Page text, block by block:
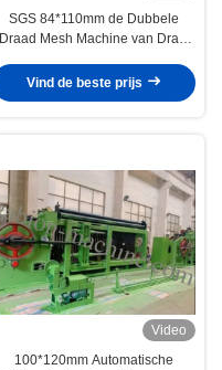
SGS 84*110mm de Dubbele
Draad Mesh Machine van Draai
Vind de beste prijs
Video
100*120mm Automatische